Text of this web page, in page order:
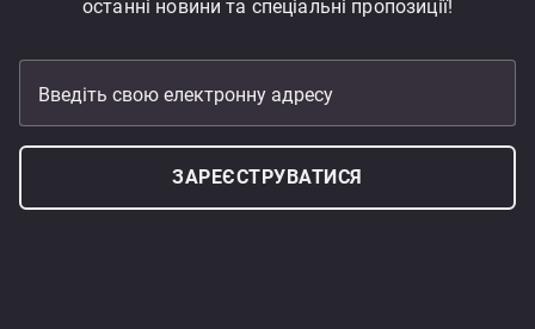
останні новини та спеціальні пропозиції!
Введіть свою електронну адресу
ЗАРЕЄСТРУВАТИСЯ